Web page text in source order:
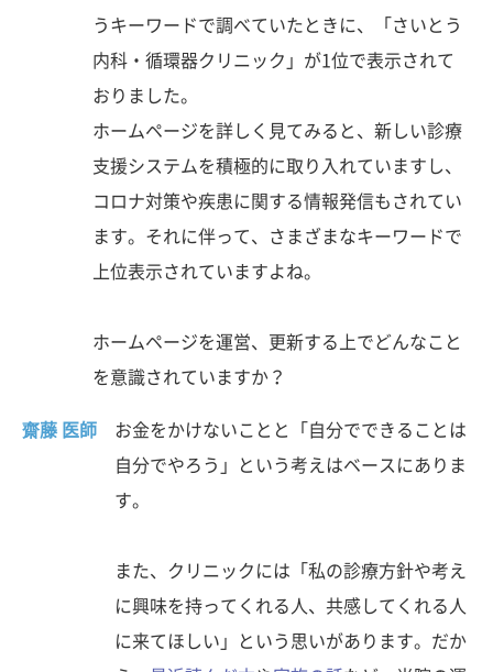
うキーワードで調べていたときに、「さいとう
内科・循環器クリニック」が1位で表示されて
おりました。
ホームページを詳しく見てみると、新しい診療
支援システムを積極的に取り入れていますし、
コロナ対策や疾患に関する情報発信もされてい
ます。それに伴って、さまざまなキーワードで
上位表示されていますよね。
ホームページを運営、更新する上でどんなこと
を意識されていますか？
齋藤 医師
お金をかけないことと「自分でできることは
自分でやろう」という考えはベースにありま
す。
また、クリニックには「私の診療方針や考え
に興味を持ってくれる人、共感してくれる人
に来てほしい」という思いがあります。だか